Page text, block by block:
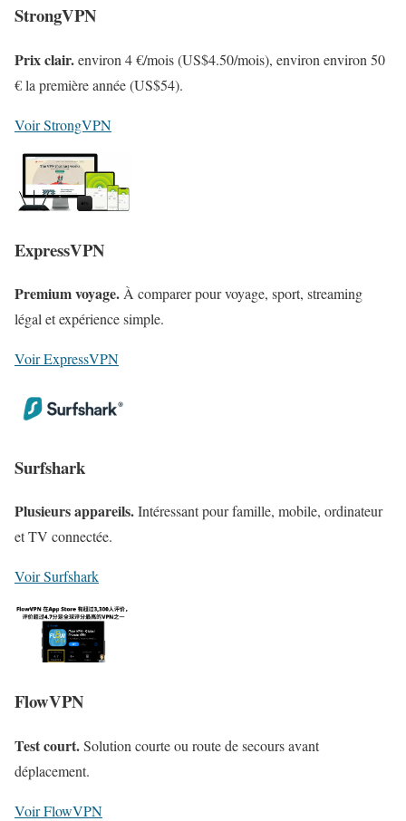
StrongVPN
Prix clair.environ 4 €/mois (US$4.50/mois), environ environ 50
€ la première année (US$54).
Voir StrongVPN
ExpressVPN
Premium voyage.À comparer pour voyage, sport, streaming
légal et expérience simple.
Voir ExpressVPN
Surfshark
Plusieurs appareils.Intéressant pour famille, mobile, ordinateur
et TV connectée.
Voir Surfshark
FlowVPN
Test court.Solution courte ou route de secours avant
déplacement.
Voir FlowVPN